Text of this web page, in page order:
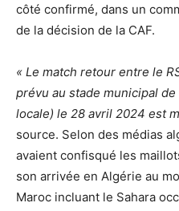
côté confirmé, dans un
de la décision de la CAF.
« Le match retour entre le
prévu au stade municipal
locale) le 28 avril 2024 est
source. Selon des médias
avaient confisqué les
son arrivée en Algérie au
Maroc incluant le Sahara